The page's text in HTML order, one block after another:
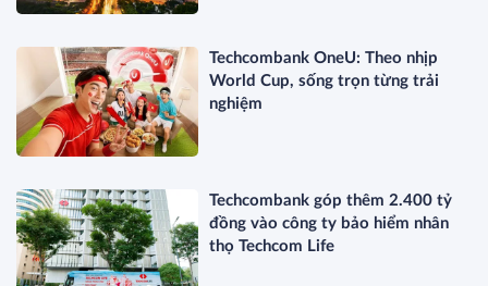
Techcombank OneU: Theo nhịp
World Cup, sống trọn từng trải
nghiệm
Techcombank góp thêm 2.400 tỷ
đồng vào công ty bảo hiểm nhân
thọ Techcom Life